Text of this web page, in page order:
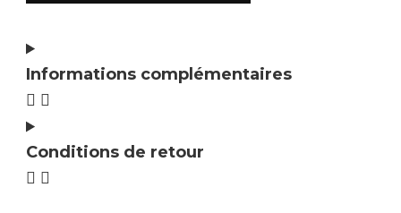
Informations complémentaires
Conditions de retour